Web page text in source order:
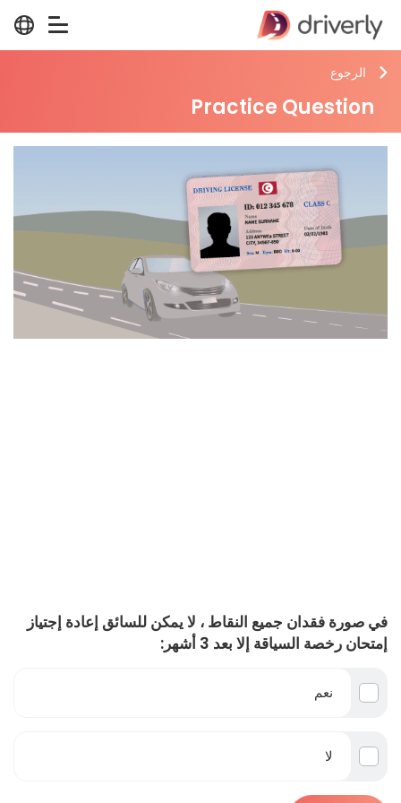
الرجوع
Practice Question
في صورة فقدان جميع النقاط ، لا يمكن للسائق إعادة إجتياز
إمتحان رخصة السياقة إلا بعد 3 أشهر:
نعم
لا